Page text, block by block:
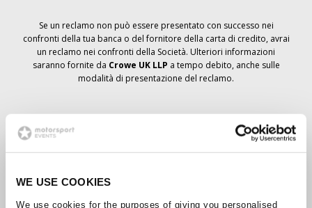
WE USE COOKIES
We use cookies for the purposes of giving you personalised
Se un reclamo non può essere presentato con successo nei
confronti della tua banca o del fornitore della carta di credito, avrai
un reclamo nei confronti della Società. Ulteriori informazioni
saranno fornite da Crowe UK LLP a tempo debito, anche sulle
modalità di presentazione del reclamo.
del biglietto, la prenotazione non è stata cancellata e si prevede
che riceverai i biglietti ordinati a tempo debito. La direzione della